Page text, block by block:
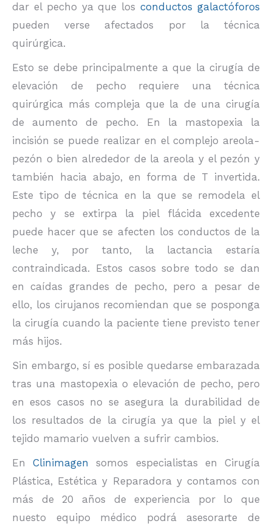
dar el pecho ya que losconductos galactóforos
pueden verse afectados por la técnica
quirúrgica.
Esto se debe principalmente a que la cirugía de
elevación de pecho requiere una técnica
quirúrgica más compleja que la de una cirugía
de aumento de pecho. En la mastopexia la
incisión se puede realizar en el complejo areola-
pezón o bien alrededor de la areola y el pezón y
también hacia abajo, en forma de T invertida.
Este tipo de técnica en la que se remodela el
pecho y se extirpa la piel flácida excedente
puede hacer que se afecten los conductos de la
leche y, por tanto, la lactancia estaría
contraindicada. Estos casos sobre todo se dan
en caídas grandes de pecho, pero a pesar de
ello, los cirujanos recomiendan que se posponga
la cirugía cuando la paciente tiene previsto tener
más hijos.
Sin embargo, sí es posible quedarse embarazada
tras una mastopexia o elevación de pecho, pero
en esos casos no se asegura la durabilidad de
los resultados de la cirugía ya que la piel y el
tejido mamario vuelven a sufrir cambios.
EnClinimagen
somos especialistas en Cirugía
Plástica, Estética y Reparadora y contamos con
más de 20 años de experiencia por lo que
nuesto equipo médico podrá asesorarte de